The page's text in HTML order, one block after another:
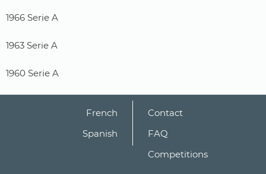
1966 Serie A
1963 Serie A
1960 Serie A
French
Spanish
Contact
FAQ
Competitions